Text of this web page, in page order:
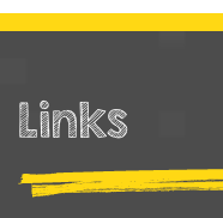
Links